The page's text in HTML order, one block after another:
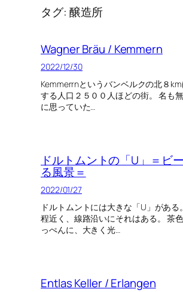
タグ: 醸造所
Wagner Bräu / Kemmern
2022/12/30
Kemmerrnというバンベルクの北８
する人口２５００人ほどの街。 名も
に思っていた…
ドルトムントの「U」＝ビ
る風景＝
2022/01/27
ドルトムントには大きな「U」がある
程近く、線路沿いにそれはある。 茶
っぺんに、大きく光…
Entlas Keller / Erlangen